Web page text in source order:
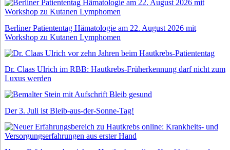
Berliner Patiententag Hämatologie am 22. August 2026 mit
Workshop zu Kutanen Lymphomen
Dr. Claas Ulrich im RBB: Hautkrebs-Früherkennung darf nicht zum
Luxus werden
Der 3. Juli ist Bleib-aus-der-Sonne-Tag!